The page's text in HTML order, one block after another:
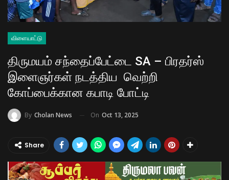
விளையாட்டு
திருமயம் சந்தைப்பேட்டை SA – பிரதர்ஸ்
இளைஞர்கள் நடத்திய வெற்றி
கோப்பைக்கான கபாடி போட்டி
By Cholan News On Oct 13, 2025
Share